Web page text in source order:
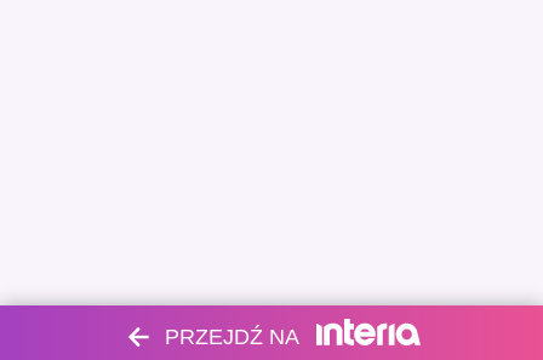
PRZEJDŹ NA